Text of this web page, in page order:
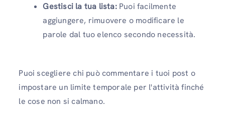
Gestisci la tua lista:Puoi facilmente
aggiungere, rimuovere o modificare le
parole dal tuo elenco secondo necessità.
Puoi scegliere chi può commentare i tuoi post o
impostare un limite temporale per l'attività finché
le cose non si calmano.